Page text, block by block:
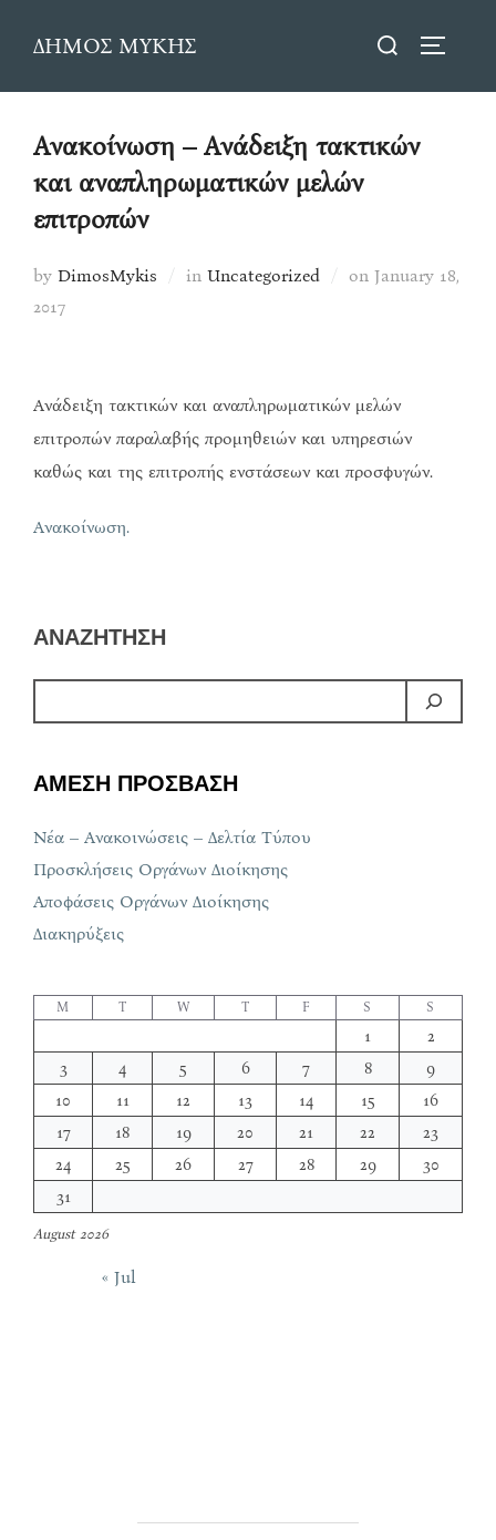
ΔΗΜΟΣ ΜΥΚΗΣ
Search
Ανακοίνωση – Ανάδειξη τακτικών
και αναπληρωματικών μελών
επιτροπών
by DimosMykis in Uncategorized on Posted
January 18,
2017
Ανάδειξη τακτικών και αναπληρωματικών μελών
επιτροπών παραλαβής προμηθειών και υπηρεσιών
καθώς και της επιτροπής ενστάσεων και προσφυγών.
Ανακοίνωση.
ΑΝΑΖΗΤΗΣΗ
ΑΜΕΣΗ ΠΡΟΣΒΑΣΗ
Νέα – Ανακοινώσεις – Δελτία Τύπου
Προσκλήσεις Οργάνων Διοίκησης
Αποφάσεις Οργάνων Διοίκησης
Διακηρύξεις
August 2026
M T W T F S S
1
2
3
4 5 6 7 8
9
10
11 12 13 14 15
16
17
18 19 20 21 22
23
24
25 26 27 28 29
30
31
« Jul